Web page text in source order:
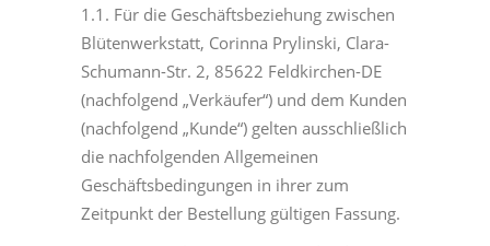
1.1. Für die Geschäftsbeziehung zwischen
Blütenwerkstatt, Corinna Prylinski, Clara-
Schumann-Str. 2, 85622 Feldkirchen-DE
(nachfolgend „Verkäufer“) und dem Kunden
(nachfolgend „Kunde“) gelten ausschließlich
die nachfolgenden Allgemeinen
Geschäftsbedingungen in ihrer zum
Zeitpunkt der Bestellung gültigen Fassung.